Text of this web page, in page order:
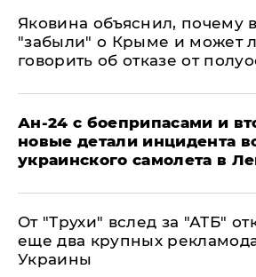
Яковина объяснил, почему
"забыли" о Крыме и может
говорить об отказе от
Ан-24 с боеприпасами и
новые детали инцидента
украинского самолета в
От "Трухи" вслед за "АТБ"
еще два крупных
Украины